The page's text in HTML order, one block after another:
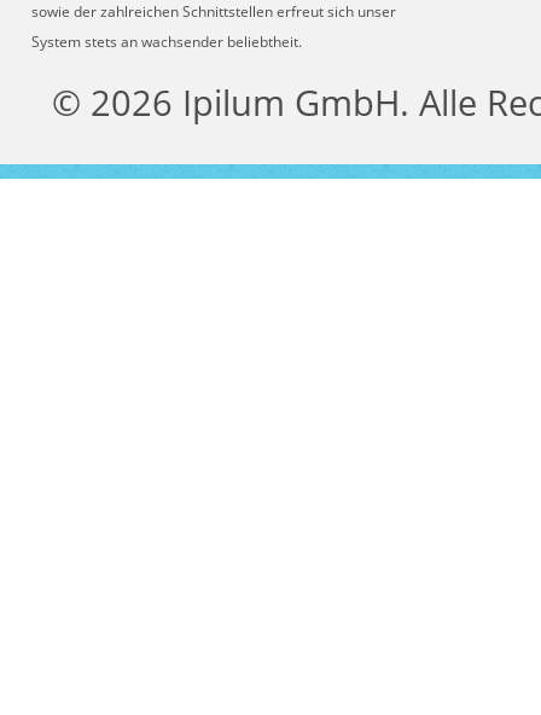
sowie der zahlreichen Schnittstellen erfreut sich unser
System stets an wachsender beliebtheit.
© 2026 Ipilum GmbH. Alle